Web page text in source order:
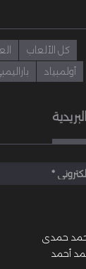
كل الألعاب
باراليمبي أولمبياد
حمدى
أحمد